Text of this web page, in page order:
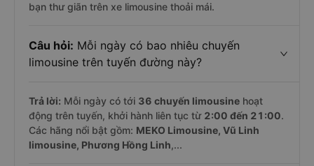
bạn thư giãn trên xe limousine thoải mái.
Câu hỏi: Mỗi ngày có bao nhiêu chuyến
limousine trên tuyến đường này?
Trả lời: Mỗi ngày có tới 36 chuyến limousine hoạt
động trên tuyến, khởi hành liên tục từ 2:00 đến 21:00.
Các hãng nổi bật gồm: MEKO Limousine, Vũ Linh
limousine, Phương Hồng Linh,...